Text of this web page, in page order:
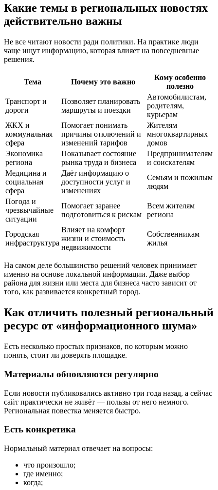
Какие темы в региональных новостях
действительно важны
Не все читают новости ради политики. На практике люди
чаще ищут информацию, которая влияет на повседневные
решения.
Тема Почему это важно
Кому особенно
полезно
Транспорт и
дороги
Позволяет планировать
маршруты и поездки
Автомобилистам,
родителям,
курьерам
ЖКХ и
коммунальная
сфера
Помогает понимать
причины отключений и
изменений тарифов
Жителям
многоквартирных
домов
Экономика
региона
Показывает состояние
рынка труда и бизнеса
Предпринимателям
и соискателям
Медицина и
социальная
сфера
Даёт информацию о
доступности услуг и
изменениях
Семьям и пожилым
людям
Погода и
чрезвычайные
ситуации
Помогает заранее
подготовиться к рискам
Всем жителям
региона
Городская
инфраструктура
Влияет на комфорт
жизни и стоимость
недвижимости
Собственникам
жилья
На самом деле большинство решений человек принимает
именно на основе локальной информации. Даже выбор
района для жизни или места для бизнеса часто зависит от
того, как развивается конкретный город.
Как отличить полезный региональный
ресурс от «информационного шума»
Есть несколько простых признаков, по которым можно
понять, стоит ли доверять площадке.
Материалы обновляются регулярно
Если новости публиковались активно три года назад, а сейчас
сайт практически не живёт — пользы от него немного.
Региональная повестка меняется быстро.
Есть конкретика
Нормальный материал отвечает на вопросы:
что произошло;
где именно;
когда;